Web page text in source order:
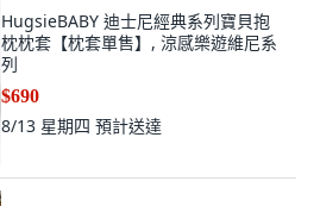
HugsieBABY 迪士尼經典系列寶貝抱
枕枕套【枕套單售】, 涼感樂遊維尼系
列
$690
8/13 星期四 預計送達